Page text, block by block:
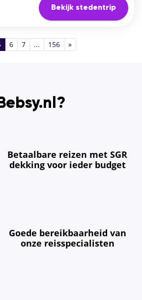
Bekijk stedentrip
6 7 ... 156 »
Betaalbare reizen met SGR
dekking voor ieder budget
Goede bereikbaarheid van
onze reisspecialisten